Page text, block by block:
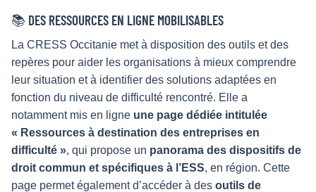
📚 DES RESSOURCES EN LIGNE MOBILISABLES
La CRESS Occitanie met à disposition des outils et des
repères pour aider les organisations à mieux comprendre
leur situation et à identifier des solutions adaptées en
fonction du niveau de difficulté rencontré. Elle a
notamment mis en ligne une page dédiée intitulée
« Ressources à destination des entreprises en
difficulté », qui propose un panorama des dispositifs de
droit commun et spécifiques à l’ESS, en région. Cette
page permet également d’accéder à des outils de